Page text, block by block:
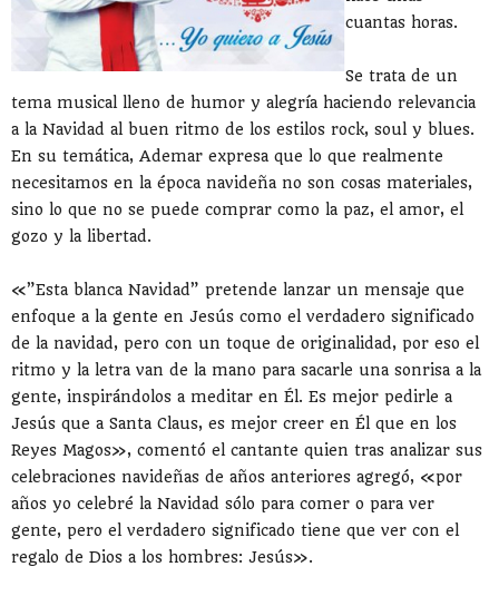
cuantas horas.
Se trata de un
tema musical lleno de humor y alegría haciendo relevancia
a la Navidad al buen ritmo de los estilos rock, soul y blues.
En su temática, Ademar expresa que lo que realmente
necesitamos en la época navideña no son cosas materiales,
sino lo que no se puede comprar como la paz, el amor, el
gozo y la libertad.
«”Esta blanca Navidad” pretende lanzar un mensaje que
enfoque a la gente en Jesús como el verdadero significado
de la navidad, pero con un toque de originalidad, por eso el
ritmo y la letra van de la mano para sacarle una sonrisa a la
gente, inspirándolos a meditar en Él. Es mejor pedirle a
Jesús que a Santa Claus, es mejor creer en Él que en los
Reyes Magos», comentó el cantante quien tras analizar sus
celebraciones navideñas de años anteriores agregó, «por
años yo celebré la Navidad sólo para comer o para ver
gente, pero el verdadero significado tiene que ver con el
regalo de Dios a los hombres: Jesús».